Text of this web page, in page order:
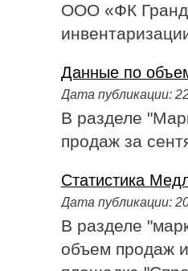
ООО «ФК Гранд
Данные по
Дата публикации:
В разделе
продаж за
Статистика
Дата публикации:
В разделе
объем продаж